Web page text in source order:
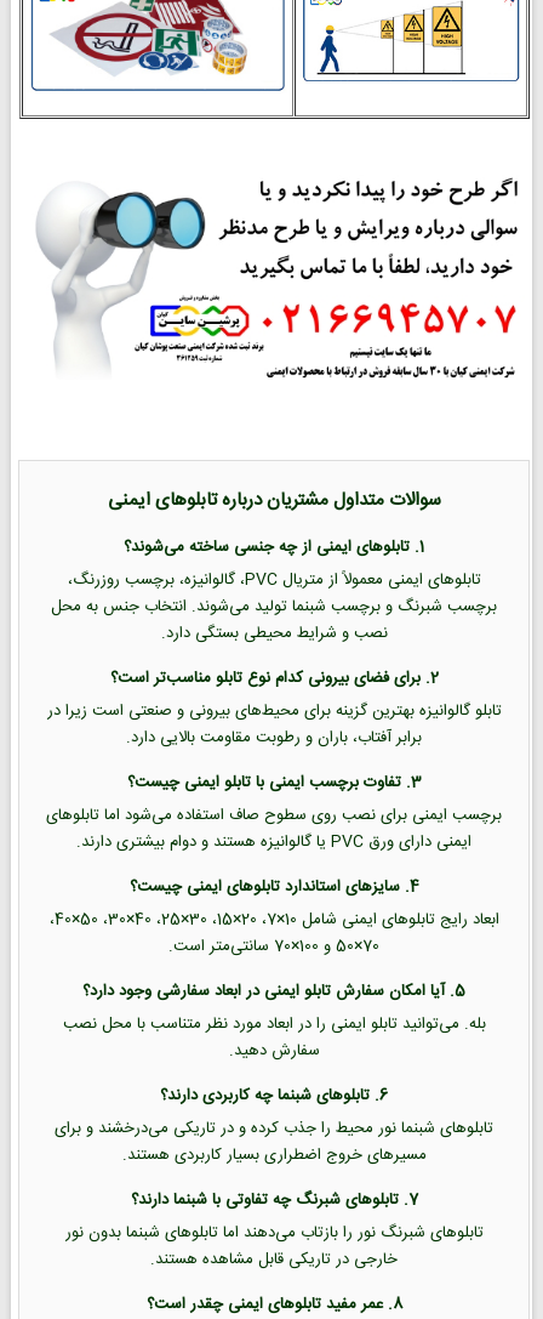
سوالات متداول مشتریان درباره تابلوهای ایمنی
1. تابلوهای ایمنی از چه جنسی ساخته می‌شوند؟
تابلوهای ایمنی معمولاً از متریال PVC، گالوانیزه، برچسب روزرنگ،
برچسب شبرنگ و برچسب شبنما تولید می‌شوند. انتخاب جنس به محل
نصب و شرایط محیطی بستگی دارد.
2. برای فضای بیرونی کدام نوع تابلو مناسب‌تر است؟
تابلو گالوانیزه بهترین گزینه برای محیط‌های بیرونی و صنعتی است زیرا در
برابر آفتاب، باران و رطوبت مقاومت بالایی دارد.
3. تفاوت برچسب ایمنی با تابلو ایمنی چیست؟
برچسب ایمنی برای نصب روی سطوح صاف استفاده می‌شود اما تابلوهای
ایمنی دارای ورق PVC یا گالوانیزه هستند و دوام بیشتری دارند.
4. سایزهای استاندارد تابلوهای ایمنی چیست؟
ابعاد رایج تابلوهای ایمنی شامل 10×7، 20×15، 30×25، 40×30، 50×40،
70×50 و 100×70 سانتی‌متر است.
5. آیا امکان سفارش تابلو ایمنی در ابعاد سفارشی وجود دارد؟
بله. می‌توانید تابلو ایمنی را در ابعاد مورد نظر متناسب با محل نصب
سفارش دهید.
6. تابلوهای شبنما چه کاربردی دارند؟
تابلوهای شبنما نور محیط را جذب کرده و در تاریکی می‌درخشند و برای
مسیرهای خروج اضطراری بسیار کاربردی هستند.
7. تابلوهای شبرنگ چه تفاوتی با شبنما دارند؟
تابلوهای شبرنگ نور را بازتاب می‌دهند اما تابلوهای شبنما بدون نور
خارجی در تاریکی قابل مشاهده هستند.
8. عمر مفید تابلوهای ایمنی چقدر است؟